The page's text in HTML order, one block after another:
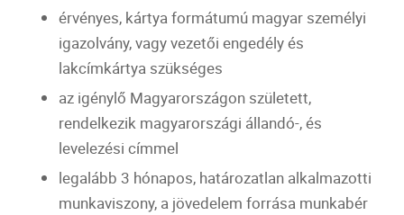
érvényes, kártya formátumú magyar személyi
igazolvány, vagy vezetői engedély és
lakcímkártya szükséges
az igénylő Magyarországon született,
rendelkezik magyarországi állandó-, és
levelezési címmel
legalább 3 hónapos, határozatlan alkalmazotti
munkaviszony, a jövedelem forrása munkabér